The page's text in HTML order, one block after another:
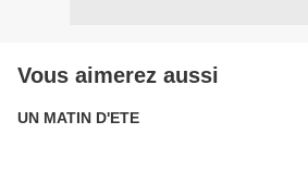
Vous aimerez aussi
UN MATIN D'ETE